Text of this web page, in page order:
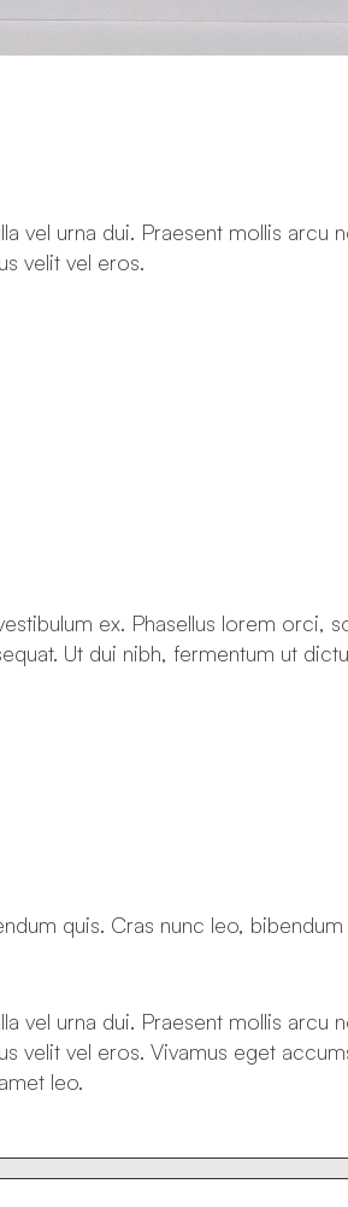
urna dui. Praesent mollis arcu
velit vel eros.
ex. Phasellus lorem orci,
Ut dui nibh, fermentum ut
quis. Cras nunc leo,
urna dui. Praesent mollis arcu
vel eros. Vivamus eget
leo.